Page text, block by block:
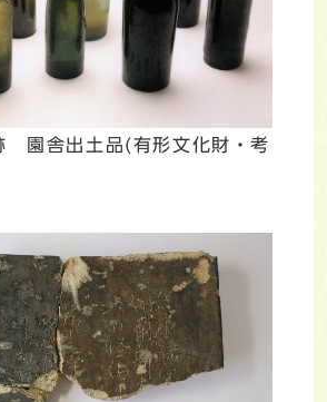
園舎出土品(有形文化財・考